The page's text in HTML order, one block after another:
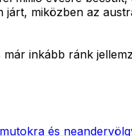
miközben az
inkább ránk
és